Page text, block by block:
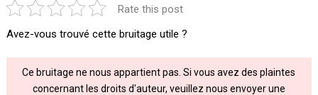
Rate this post
Avez-vous trouvé cette bruitage utile ?
Ce bruitage ne nous appartient pas. Si vous avez des plaintes
concernant les droits d'auteur, veuillez nous envoyer une